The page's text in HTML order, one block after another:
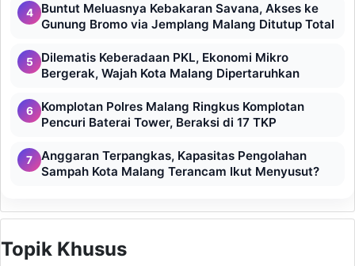
4
Buntut Meluasnya Kebakaran Savana, Akses ke
Gunung Bromo via Jemplang Malang Ditutup Total
5
Dilematis Keberadaan PKL, Ekonomi Mikro
Bergerak, Wajah Kota Malang Dipertaruhkan
6
Komplotan Polres Malang Ringkus Komplotan
Pencuri Baterai Tower, Beraksi di 17 TKP
7
Anggaran Terpangkas, Kapasitas Pengolahan
Sampah Kota Malang Terancam Ikut Menyusut?
Topik Khusus